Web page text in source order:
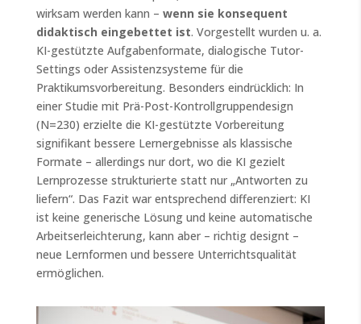
wirksam werden kann – wenn sie konsequent
didaktisch eingebettet ist. Vorgestellt wurden u. a.
KI-gestützte Aufgabenformate, dialogische Tutor-
Settings oder Assistenzsysteme für die
Praktikumsvorbereitung. Besonders eindrücklich: In
einer Studie mit Prä-Post-Kontrollgruppendesign
(N=230) erzielte die KI-gestützte Vorbereitung
signifikant bessere Lernergebnisse als klassische
Formate – allerdings nur dort, wo die KI gezielt
Lernprozesse strukturierte statt nur „Antworten zu
liefern“. Das Fazit war entsprechend differenziert: KI
ist keine generische Lösung und keine automatische
Arbeitserleichterung, kann aber – richtig designt –
neue Lernformen und bessere Unterrichtsqualität
ermöglichen.